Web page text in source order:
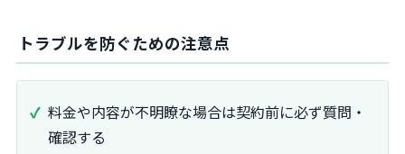
トラブルを防ぐための注意点
料金や内容が不明瞭な場合は契約前に必ず質問・
確認する